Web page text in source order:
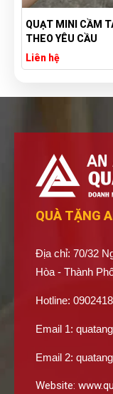
QUẠT MINI CẦM
THEO YÊU CẦU
Liên hệ
QUÀ TẶNG
Địa chỉ: 70/32
Hòa - Thành
Hotline:
Email 1:
Email 2:
Website: